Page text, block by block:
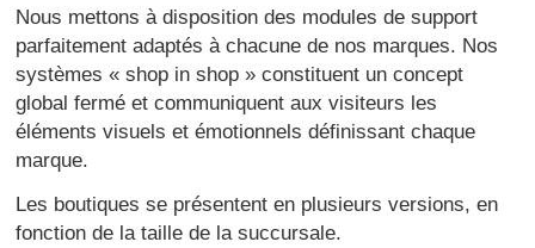
Nous mettons à disposition des modules de support
parfaitement adaptés à chacune de nos marques. Nos
systèmes « shop in shop » constituent un concept
global fermé et communiquent aux visiteurs les
éléments visuels et émotionnels définissant chaque
marque.
Les boutiques se présentent en plusieurs versions, en
fonction de la taille de la succursale.